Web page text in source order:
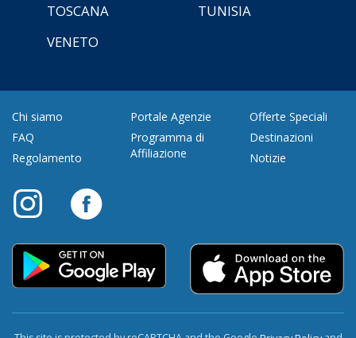
TOSCANA
TUNISIA
VENETO
Chi siamo
FAQ
Regolamento
Portale Agenzie
Programma di
Affiliazione
Offerte Speciali
Destinazioni
Notizie